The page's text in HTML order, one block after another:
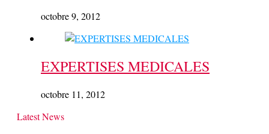
octobre 9, 2012
EXPERTISES MEDICALES
octobre 11, 2012
Latest News